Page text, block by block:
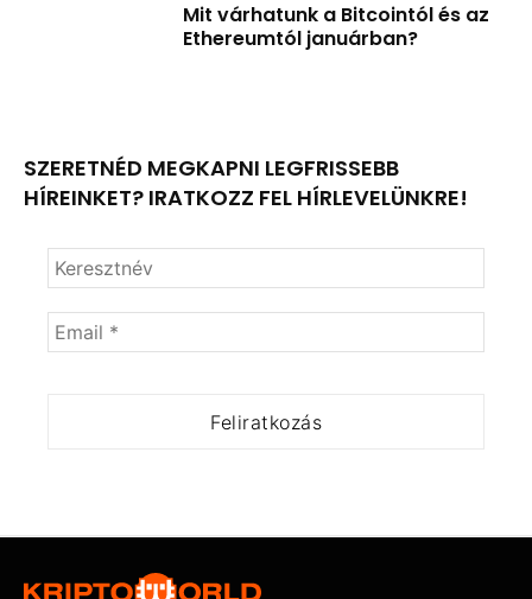
Mit várhatunk a Bitcointól és az
Ethereumtól januárban?
SZERETNÉD MEGKAPNI LEGFRISSEBB
HÍREINKET? IRATKOZZ FEL HÍRLEVELÜNKRE!